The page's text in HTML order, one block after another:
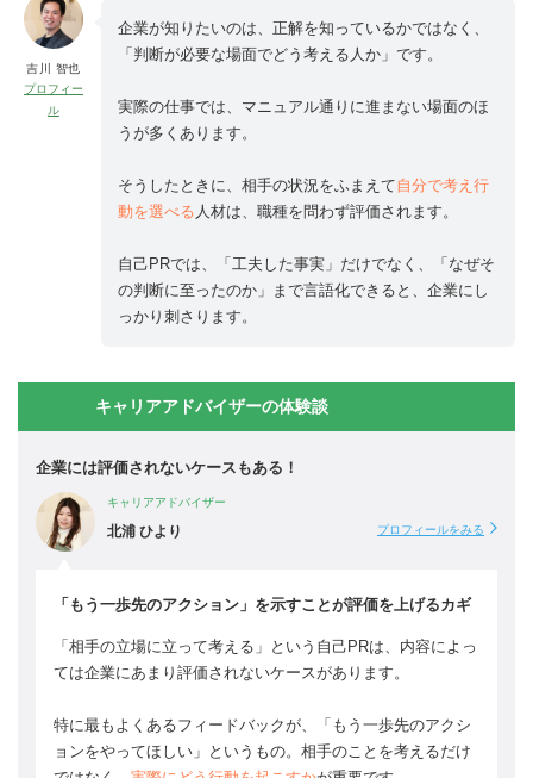
吉川 智也
プロフィー
ル
企業が知りたいのは、正解を知っているかではなく、
「判断が必要な場面でどう考える人か」です。
実際の仕事では、マニュアル通りに進まない場面のほ
うが多くあります。
そうしたときに、相手の状況をふまえて自分で考え行
動を選べる 人材は、職種を問わず評価されます。
自己PRでは、「工夫した事実」だけでなく、「なぜそ
の判断に至ったのか」まで言語化できると、企業にし
っかり刺さります。
キャリアアドバイザーの体験談
企業には評価されないケースもある！
キャリアアドバイザー
北浦 ひより プロフィールをみる
「もう一歩先のアクション」を示すことが評価を上げるカギ
「相手の立場に立って考える」という自己PRは、内容によっ
ては企業にあまり評価されないケースがあります。
特に最もよくあるフィードバックが、「もう一歩先のアクシ
ョンをやってほしい」というもの。相手のことを考えるだけ